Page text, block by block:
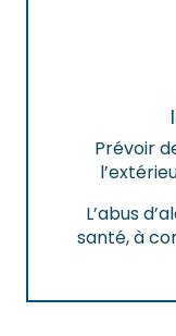
Prévoir
L’abus
santé, à